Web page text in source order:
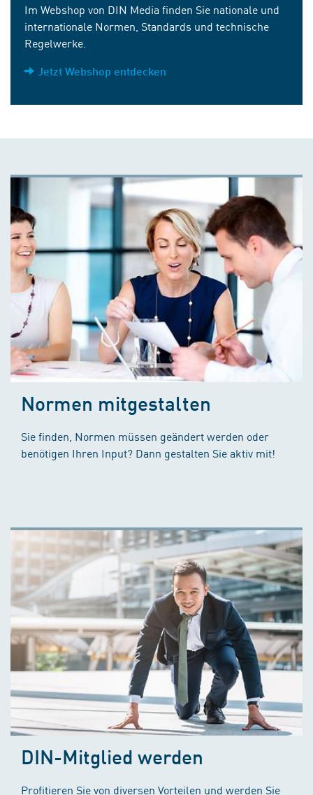
Im Webshop von DIN Media finden Sie nationale und
internationale Normen, Standards und technische
Regelwerke.
Jetzt Webshop entdecken
Normen mitgestalten
Sie finden, Normen müssen geändert werden oder
benötigen Ihren Input? Dann gestalten Sie aktiv mit!
DIN-Mitglied werden
Profitieren Sie von diversen Vorteilen und werden Sie